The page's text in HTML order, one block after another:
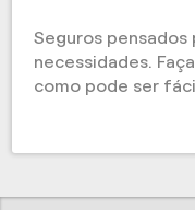
Seguros pensados
necessidades.
como pode ser